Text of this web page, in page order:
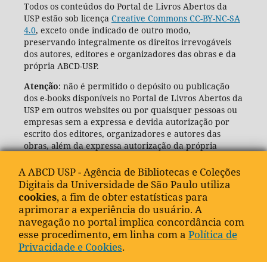
Todos os conteúdos do Portal de Livros Abertos da
USP estão sob licença Creative Commons CC-BY-NC-SA
4.0, exceto onde indicado de outro modo,
preservando integralmente os direitos irrevogáveis
dos autores, editores e organizadores das obras e da
própria ABCD-USP.
Atenção: não é permitido o depósito ou publicação
dos e-books disponíveis no Portal de Livros Abertos da
USP em outros websites ou por quaisquer pessoas ou
empresas sem a expressa e devida autorização por
escrito dos editores, organizadores e autores das
obras, além da expressa autorização da própria
(ABCD-USP).
A ABCD USP - Agência de Bibliotecas e Coleções
Digitais da Universidade de São Paulo utiliza
cookies, a fim de obter estatísticas para
aprimorar a experiência do usuário. A
navegação no portal implica concordância com
esse procedimento, em linha com a Política de
Privacidade e Cookies.